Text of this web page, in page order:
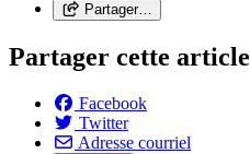
Partager…
Partager cette article
Facebook
Twitter
Adresse courriel